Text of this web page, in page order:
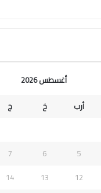
أغسطس 2026
أرب خ ج
5
6
7
12
13
14